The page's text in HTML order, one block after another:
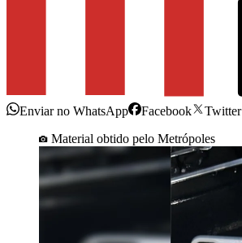
Enviar no WhatsApp Facebook
Twitter
Material obtido pelo Metrópoles